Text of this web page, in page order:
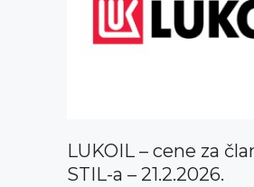
GALERIJA
LUKOIL – cene za
STIL-a – 21.2.2026.